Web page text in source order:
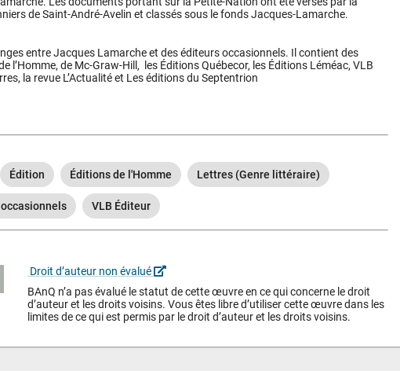
de Saint-André-Avelin et classés sous le fonds Jacques-Lamarche.
entre Jacques Lamarche et des éditeurs occasionnels. Il contient des
l’Homme, de Mc-Graw-Hill,  les Éditions Québecor, les Éditions Léméac, VLB
la revue L’Actualité et Les éditions du Septentrion
Édition Éditions de l'Homme Lettres (Genre littéraire)
VLB Éditeur
Droit d’auteur non évalué
BAnQ n’a pas évalué le statut de cette œuvre en ce qui concerne le droit
d’auteur et les droits voisins. Vous êtes libre d’utiliser cette œuvre dans les
limites de ce qui est permis par le droit d’auteur et les droits voisins.